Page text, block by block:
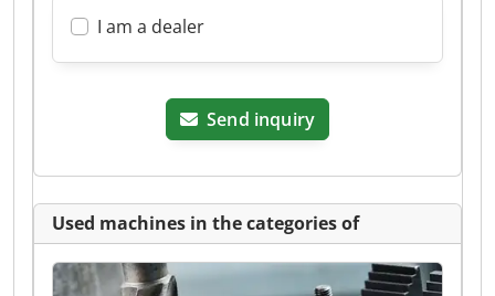
I am a dealer
Send inquiry
Used machines in the categories of